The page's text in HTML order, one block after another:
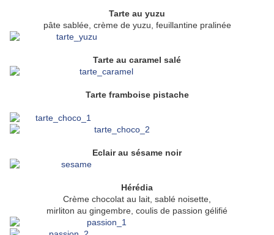
Tarte au yuzu
pâte sablée, crème de yuzu, feuillantine pralinée
Tarte au caramel salé
Tarte framboise pistache
Eclair au sésame noir
Hérédia
Crème chocolat au lait, sablé noisette,
mirliton au gingembre, coulis de passion gélifié